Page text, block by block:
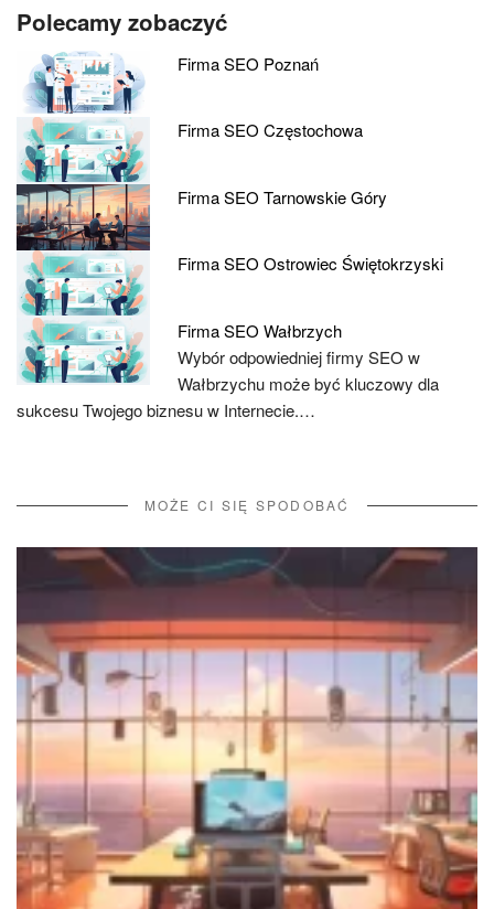
Polecamy zobaczyć
Firma SEO Poznań
Firma SEO Częstochowa
Firma SEO Tarnowskie Góry
Firma SEO Ostrowiec Świętokrzyski
Firma SEO Wałbrzych
Wybór odpowiedniej firmy SEO w
Wałbrzychu może być kluczowy dla
sukcesu Twojego biznesu w Internecie.…
MOŻE CI SIĘ SPODOBAĆ